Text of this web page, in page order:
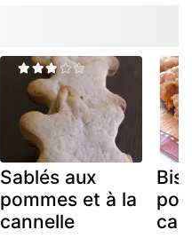
Sablés aux
pommes et à la
cannelle